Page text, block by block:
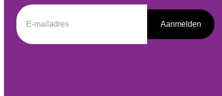
Aanmelden